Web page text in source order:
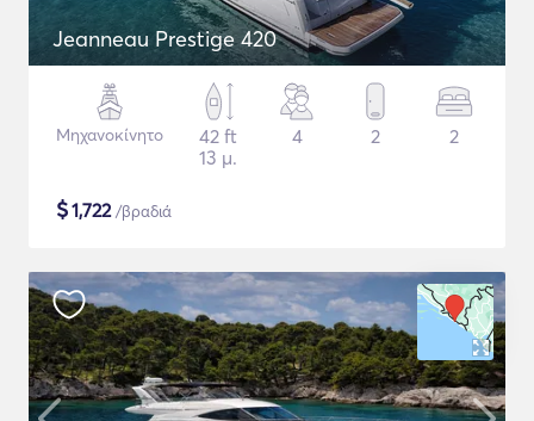
Jeanneau Prestige 420
Μηχανοκίνητο
42 ft
13 μ.
4 2 2
$1,722/βραδιά